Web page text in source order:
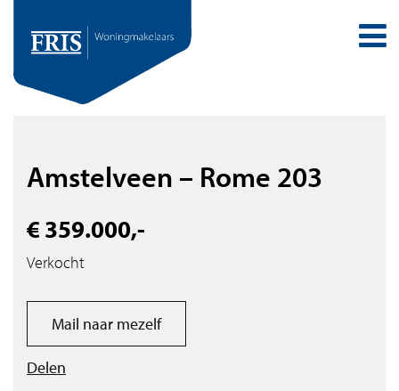
Amstelveen – Rome 203
€ 359.000,-
Verkocht
Mail naar mezelf
Delen